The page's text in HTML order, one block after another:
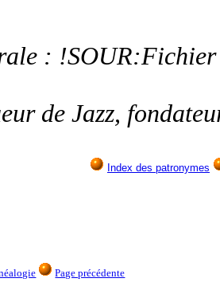
:
de Jazz,
Index des patronymes
Page précédente